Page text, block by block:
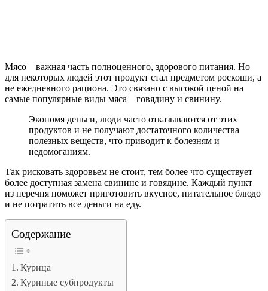
Мясо – важная часть полноценного, здорового питания. Но
для некоторых людей этот продукт стал предметом роскоши, а
не ежедневного рациона. Это связано с высокой ценой на
самые популярные виды мяса – говядину и свинину.
Экономя деньги, люди часто отказываются от этих
продуктов и не получают достаточного количества
полезных веществ, что приводит к болезням и
недомоганиям.
Так рисковать здоровьем не стоит, тем более что существует
более доступная замена свинине и говядине. Каждый пункт
из перечня поможет приготовить вкусное, питательное блюдо
и не потратить все деньги на еду.
Содержание
Курица
Куриные субпродукты